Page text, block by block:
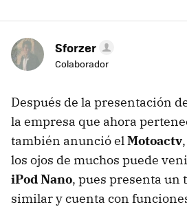
Sforzer
Colaborador
Después de la presentación
la empresa que ahora
también anunció elMotoactv
los ojos de muchos puede
iPod Nano, pues presenta un
similar y cuenta con